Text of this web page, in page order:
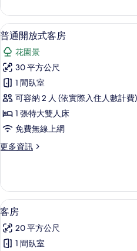
有
相
片
公
寓,
山
景
的
詳
情
顯
示
普
通
開
放
式
房
所
有
相
片
4
普通開放式客房
花園景
30 平方公尺
1 間臥室
可容納 2 人 (依實際入住人數計費)
1 張特大雙人床
免費無線上網
更多資訊
更
開
放
式
房
的
顯
示
客
3
客房
20 平方公尺
1 間臥室